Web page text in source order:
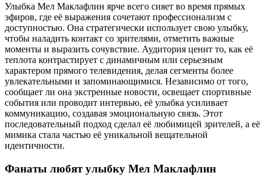
Улыбка Мел Маклафлин ярче всего сияет во время прямых
эфиров, где её выражения сочетают профессионализм с
доступностью. Она стратегически использует свою улыбку,
чтобы наладить контакт со зрителями, отметить важные
моменты и выразить сочувствие. Аудитория ценит то, как её
теплота контрастирует с динамичным или серьезным
характером прямого телевидения, делая сегменты более
увлекательными и запоминающимися. Независимо от того,
сообщает ли она экстренные новости, освещает спортивные
события или проводит интервью, её улыбка усиливает
коммуникацию, создавая эмоциональную связь. Этот
последовательный подход сделал её любимицей зрителей, а её
мимика стала частью её уникальной вещательной
идентичности.
Фанаты любят улыбку Мел Маклафлин